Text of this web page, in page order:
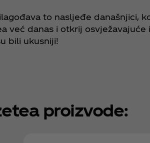
to nasljeđe današnjici,
već danas i otkrij
bili ukusniji!
proizvode: